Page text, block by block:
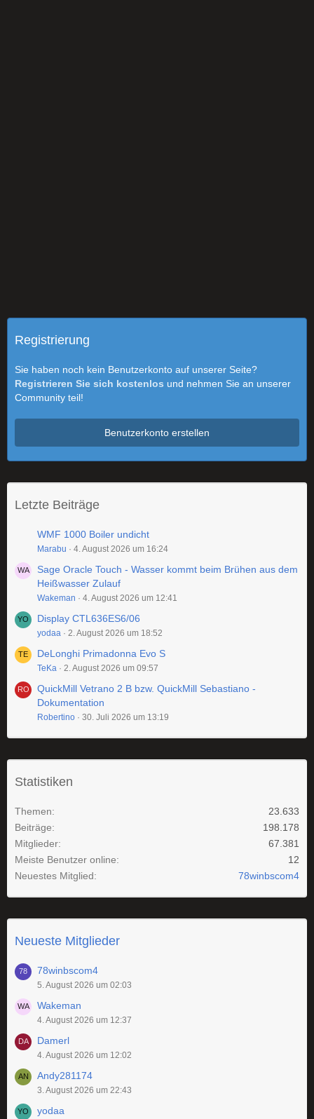
Registrierung
Sie haben noch kein Benutzerkonto auf unserer Seite?
Registrieren Sie sich kostenlos und nehmen Sie an unserer
Community teil!
Benutzerkonto erstellen
Letzte Beiträge
WMF 1000 Boiler undicht
Marabu 4. August 2026 um 16:24
Sage Oracle Touch - Wasser kommt beim Brühen aus dem
Heißwasser Zulauf
Wakeman 4. August 2026 um 12:41
Display CTL636ES6/06
yodaa 2. August 2026 um 18:52
DeLonghi Primadonna Evo S
TeKa 2. August 2026 um 09:57
QuickMill Vetrano 2 B bzw. QuickMill Sebastiano -
Dokumentation
Robertino 30. Juli 2026 um 13:19
Statistiken
Themen
23.633
Beiträge
198.178
Mitglieder
67.381
Meiste Benutzer online
12
Neuestes Mitglied
78winbscom4
Neueste Mitglieder
78winbscom4
5. August 2026 um 02:03
Wakeman
4. August 2026 um 12:37
Damerl
4. August 2026 um 12:02
Andy281174
3. August 2026 um 22:43
yodaa